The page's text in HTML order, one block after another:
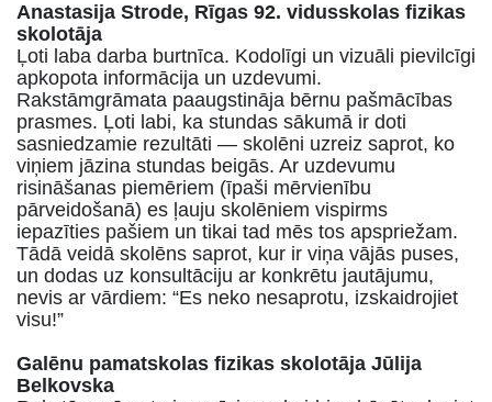
Anastasija Strode, Rīgas 92. vidusskolas fizikas
skolotāja
Ļoti laba darba burtnīca. Kodolīgi un vizuāli pievilcīgi
apkopota informācija un uzdevumi.
Rakstāmgrāmata paaugstināja bērnu pašmācības
prasmes. Ļoti labi, ka stundas sākumā ir doti
sasniedzamie rezultāti — skolēni uzreiz saprot, ko
viņiem jāzina stundas beigās. Ar uzdevumu
risināšanas piemēriem (īpaši mērvienību
pārveidošanā) es ļauju skolēniem vispirms
iepazīties pašiem un tikai tad mēs tos apspriežam.
Tādā veidā skolēns saprot, kur ir viņa vājās puses,
un dodas uz konsultāciju ar konkrētu jautājumu,
nevis ar vārdiem: “Es neko nesaprotu, izskaidrojiet
visu!”
Galēnu pamatskolas fizikas skolotāja Jūlija
Belkovska